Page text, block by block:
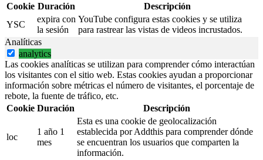
Cookie Duración
Descripción
YSC
expira con
la sesión
YouTube configura estas cookies y se utiliza
para rastrear las vistas de videos incrustados.
Analíticas
analytics
Las cookies analíticas se utilizan para comprender cómo interactúan
los visitantes con el sitio web. Estas cookies ayudan a proporcionar
información sobre métricas el número de visitantes, el porcentaje de
rebote, la fuente de tráfico, etc.
Cookie Duración Descripción
loc
1 año 1
mes
Esta es una cookie de geolocalización
establecida por Addthis para comprender dónde
se encuentran los usuarios que comparten la
información.